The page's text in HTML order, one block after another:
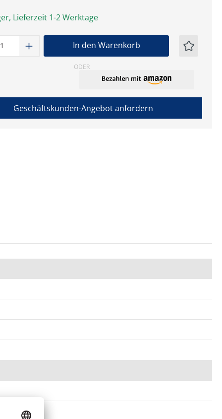
Lieferzeit 1-2 Werktage
Anzahl: Gib den gewünschten Wert
In den Warenkorb
ODER
Geschäftskunden-Angebot anfordern